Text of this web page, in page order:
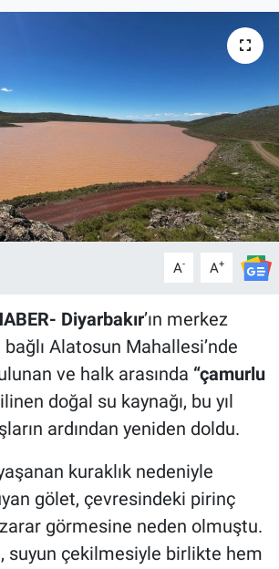
A- A+
Diyarbakır’ın merkez
Alatosun Mahallesi’nde
ve halk arasında “çamurlu
doğal su kaynağı, bu yıl
ardından yeniden doldu.
kuraklık nedeniyle
gölet, çevresindeki pirinç
görmesine neden olmuştu.
suyun çekilmesiyle birlikte hem